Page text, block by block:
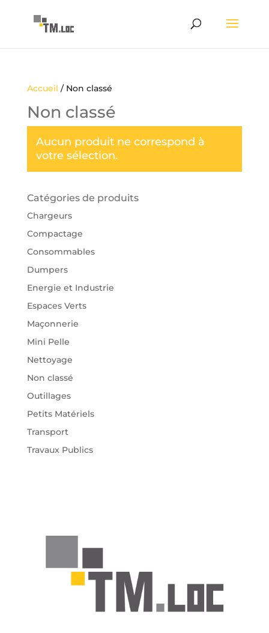
Accueil / Non classé
Non classé
Aucun produit ne correspond à
votre sélection.
Catégories de produits
Chargeurs
Compactage
Consommables
Dumpers
Energie et Industrie
Espaces Verts
Maçonnerie
Mini Pelle
Nettoyage
Non classé
Outillages
Petits Matériels
Transport
Travaux Publics